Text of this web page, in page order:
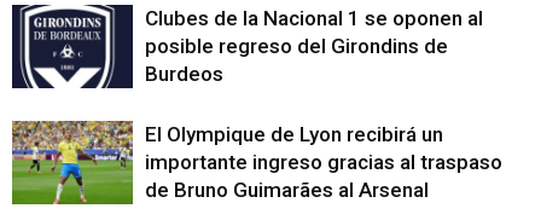
Clubes de la Nacional 1 se oponen al
posible regreso del Girondins de
Burdeos
El Olympique de Lyon recibirá un
importante ingreso gracias al traspaso
de Bruno Guimarães al Arsenal